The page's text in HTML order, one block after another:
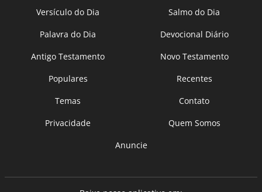
Versículo do Dia
Salmo do Dia
Palavra do Dia
Devocional Diário
Antigo Testamento
Novo Testamento
Populares
Recentes
Temas
Contato
Privacidade
Quem Somos
Anuncie